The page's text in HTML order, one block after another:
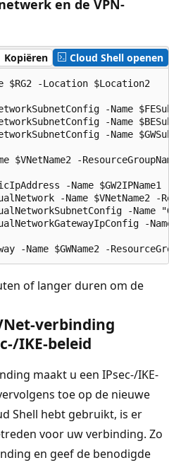
en de VPN-
Kopiëren Cloud Shell openen
$RG2 -Location $Location2
-Name
-Name
-Name
$VNetName2 -
-Name
-Name $VNetName2 -
-Name
-
of langer duren om de
verbinding
IKE-beleid
maakt u een IPsec-/IKE-
toe op de nieuwe
Shell hebt gebruikt, is er
voor uw verbinding. Zo
en geef de benodigde